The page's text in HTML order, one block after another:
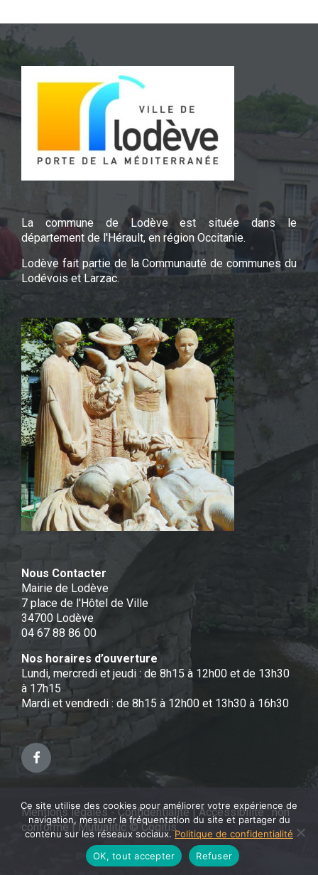
La commune de Lodève est située dans le
département de l'Hérault, en région Occitanie.
Lodève fait partie de la Communauté de communes du
Lodévois et Larzac.
Nous Contacter
Mairie de Lodève
7 place de l'Hôtel de Ville
34700 Lodève
04 67 88 86 00
Nos horaires d’ouverture
Lundi, mercredi et jeudi : de 8h15 à 12h00 et de 13h30
à 17h15
Mardi et vendredi : de 8h15 à 12h00 et 13h30 à 16h30
Facebook
Mentions légales - Confidentialité|Accessibilité : non
conforme| Mutualitic © Cogitis
Ce site utilise des cookies pour améliorer votre expérience de
navigation, mesurer la fréquentation du site et partager du
contenu sur les réseaux sociaux.Politique de confidentialité
OK, tout accepter
Refuser